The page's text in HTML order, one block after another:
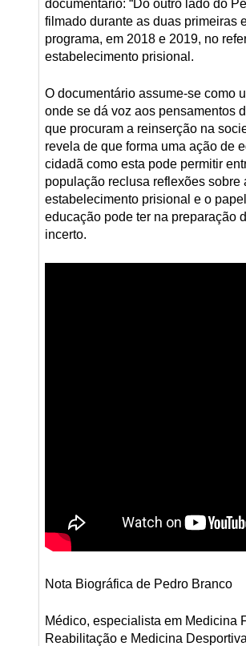
documentário: “Do outro lado do
filmado durante as duas primeiras
programa, em 2018 e 2019, no
estabelecimento prisional.
O documentário assume-se como
onde se dá voz aos pensamentos
que procuram a reinserção na
revela de que forma uma ação de
cidadã como esta pode permitir
população reclusa reflexões sobre
estabelecimento prisional e o
educação pode ter na preparação
incerto.
Nota Biográfica de Pedro Branco
Médico, especialista em Medicina
Reabilitação e Medicina